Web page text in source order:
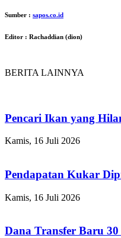
Sumber : sapos.co.id
Editor : Rachaddian (dion)
BERITA LAINNYA
Pencari Ikan yang
Kamis, 16 Juli 2026
Pendapatan Kukar
Kamis, 16 Juli 2026
Dana Transfer Baru